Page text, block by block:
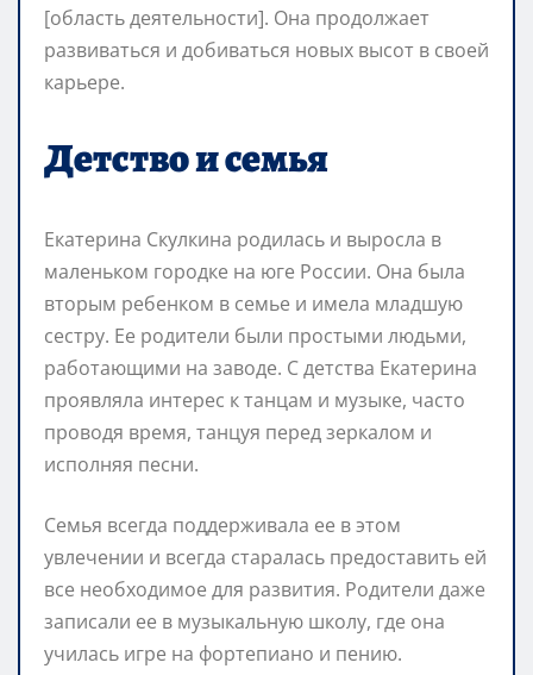
[область деятельности]. Она продолжает
развиваться и добиваться новых высот в своей
карьере.
Детство и семья
Екатерина Скулкина родилась и выросла в
маленьком городке на юге России. Она была
вторым ребенком в семье и имела младшую
сестру. Ее родители были простыми людьми,
работающими на заводе. С детства Екатерина
проявляла интерес к танцам и музыке, часто
проводя время, танцуя перед зеркалом и
исполняя песни.
Семья всегда поддерживала ее в этом
увлечении и всегда старалась предоставить ей
все необходимое для развития. Родители даже
записали ее в музыкальную школу, где она
училась игре на фортепиано и пению.